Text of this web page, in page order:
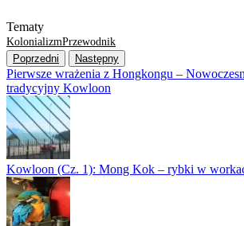
Tematy
KolonializmPrzewodnik
Poprzedni
Następny
Pierwsze wrażenia z Hongkongu –
tradycyjny Kowloon
Kowloon (Cz. 1): Mong Kok – rybki w